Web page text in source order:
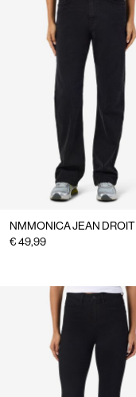
NMMONICA JEAN DROIT
€ 49,99